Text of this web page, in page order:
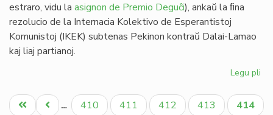
estraro, vidu la asignon de Premio Deguĉi), ankaŭ la ﬁna
rezolucio de la Internacia Kolektivo de Esperantistoj
Komunistoj (IKEK) subtenas Pekinon kontraŭ Dalai-Lamao
kaj liaj partianoj.
Legu pli
Pagination
Unua
Antaŭa
… Paĝo
410 Paĝo
411 Paĝo
412 Paĝo
413
Aktuala
414